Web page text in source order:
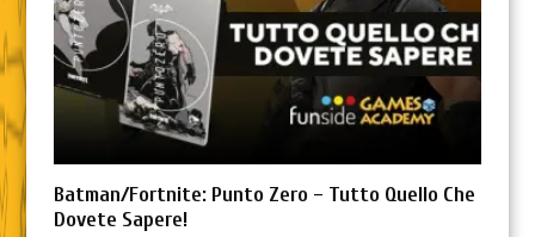
Batman/Fortnite: Punto Zero – Tutto Quello Che
Dovete Sapere!